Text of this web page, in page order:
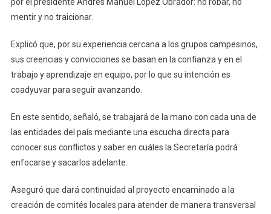
mentir y no traicionar.
Explicó que, por su experiencia cercana a los grupos campesinos,
sus creencias y convicciones se basan en la confianza y en el
trabajo y aprendizaje en equipo, por lo que su intención es
coadyuvar para seguir avanzando.
En este sentido, señaló, se trabajará de la mano con cada una de
las entidades del país mediante una escucha directa para
conocer sus conflictos y saber en cuáles la Secretaría podrá
enfocarse y sacarlos adelante.
Aseguró que dará continuidad al proyecto encaminado a la
creación de comités locales para atender de manera transversal